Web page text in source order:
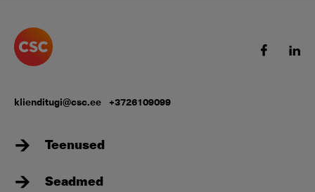
klienditugi@csc.ee +3726109099
Teenused
Seadmed